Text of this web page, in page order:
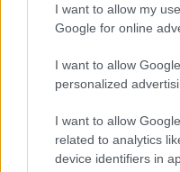
I want to allow my
Google for online
I want to allow
personalized
I want to allow
related to analytics
device identifiers in
Copyright © 2012 -